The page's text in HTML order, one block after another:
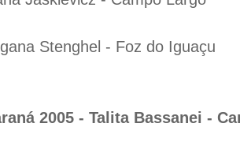
Stenghel - Foz do Iguaçu
2005 - Talita Bassanei -